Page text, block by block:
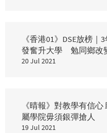
《香港01》DSE放榜
發奮升大學 勉同鄉改
20 Jul 2021
《晴報》對教學有信
屬學院毋須銀彈搶人
19 Jul 2021